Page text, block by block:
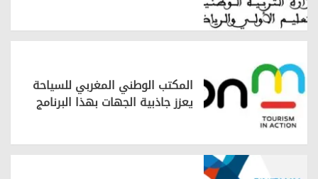
المكتب الوطني المغربي للسياحة
يعزز جاذبية الجهات بهذا البرنامج